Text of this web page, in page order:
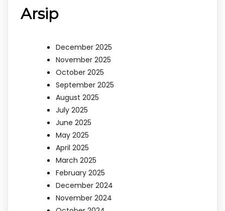
Arsip
December 2025
November 2025
October 2025
September 2025
August 2025
July 2025
June 2025
May 2025
April 2025
March 2025
February 2025
December 2024
November 2024